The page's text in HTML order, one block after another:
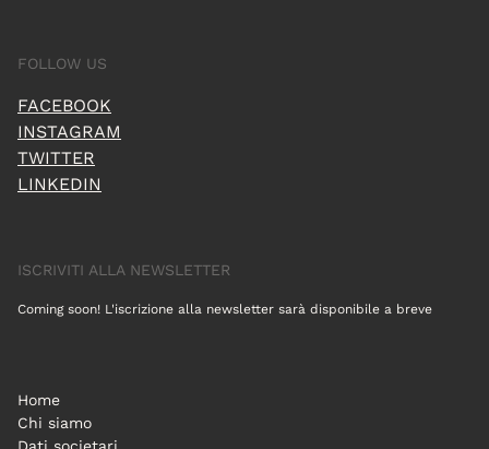
FOLLOW US
FACEBOOK
INSTAGRAM
TWITTER
LINKEDIN
ISCRIVITI ALLA NEWSLETTER
Coming soon! L'iscrizione alla newsletter sarà disponibile a breve
Home
Chi siamo